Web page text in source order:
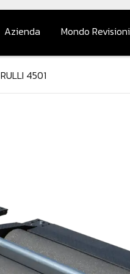
Azienda
Contatti
Mondo Revisioni
RULLI 4501